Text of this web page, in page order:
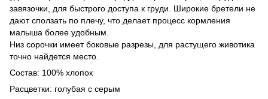
завязочки, для быстрого доступа к груди. Широкие бретели не
дают сползать по плечу, что делает процесс кормления
малыша более удобным.
Низ сорочки имеет боковые разрезы, для растущего животика
точно найдется место.
Состав: 100% хлопок
Расцветки: голубая с серым